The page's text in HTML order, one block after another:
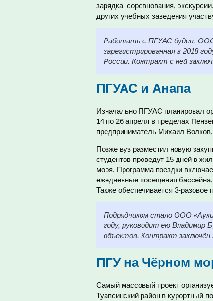
зарядка, соревнования,
других учебных заведения
Работать с ПГУАС будет ООО
зарегистрированная в 2018
России. Контракт с ней
ПГУАС и Анапа
Изначально ПГУАС планировал
14 по 26 апреля в пределах
предприниматель Михаил Волков,
Позже вуз разместил новую
студентов проведут 15 дней в
моря. Программа поездки
ежедневные посещения
Также обеспечивается 3-разовое
Подрядчиком стало ООО
году, руководит ею Владимир
объектов. Контракт заключён
ПГУ на Чёрном
Самый массовый проект
Туапсинский район в курортный